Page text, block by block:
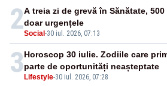
2Social-30 iul. 2026, 07:13
A treia zi de grevă în Sănătate,
doar urgențele
3Lifestyle-30 iul. 2026, 07:28
Horoscop 30 iulie. Zodiile care
parte de oportunități neașteptate